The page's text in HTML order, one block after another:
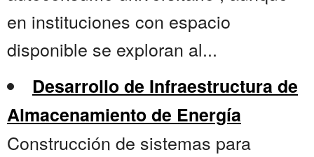
en instituciones con espacio
disponible se exploran al...
Desarrollo de Infraestructura de
Almacenamiento de Energía
Construcción de sistemas para